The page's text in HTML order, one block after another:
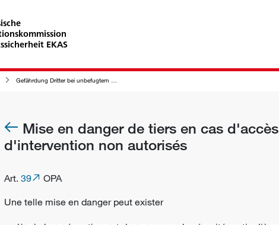
EKAS
Gefährdung Dritter bei unbefugtem Zutritt oder Zugriff
Mise en danger de tiers en cas
d'intervention non autorisés
Art. 39
OPA
Une telle mise en dangerpeut exister